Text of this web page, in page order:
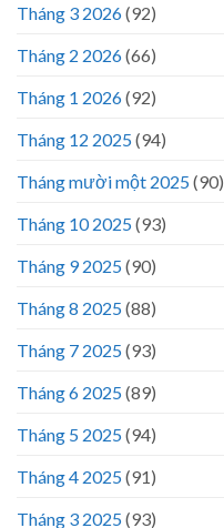
Tháng 3 2026(92)
Tháng 2 2026(66)
Tháng 1 2026(92)
Tháng 12 2025(94)
Tháng mười một 2025(90)
Tháng 10 2025(93)
Tháng 9 2025(90)
Tháng 8 2025(88)
Tháng 7 2025(93)
Tháng 6 2025(89)
Tháng 5 2025(94)
Tháng 4 2025(91)
Tháng 3 2025(93)